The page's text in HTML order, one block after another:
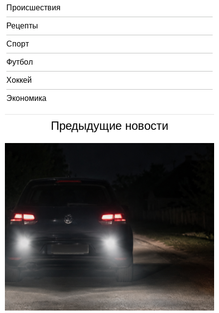
Происшествия
Рецепты
Спорт
Футбол
Хоккей
Экономика
Предыдущие новости